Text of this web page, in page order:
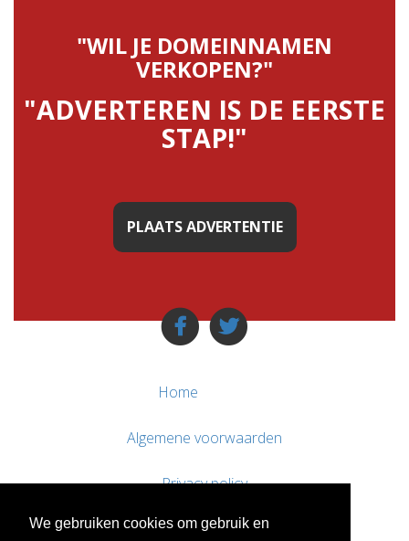
We gebruiken cookies om gebruik en
"WIL JE DOMEINNAMEN
VERKOPEN?"
"ADVERTEREN IS DE EERSTE
STAP!"
PLAATS ADVERTENTIE
Home
Algemene voorwaarden
Privacy policy
Contact / Support